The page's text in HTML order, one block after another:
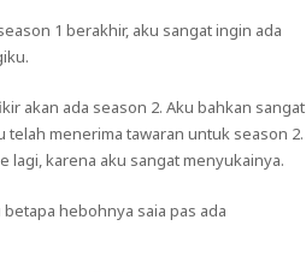
1 berakhir, aku sangat ingin ada
akan ada season 2. Aku bahkan sangat
menerima tawaran untuk season 2.
lagi, karena aku sangat menyukainya.
hebohnya saia pas ada